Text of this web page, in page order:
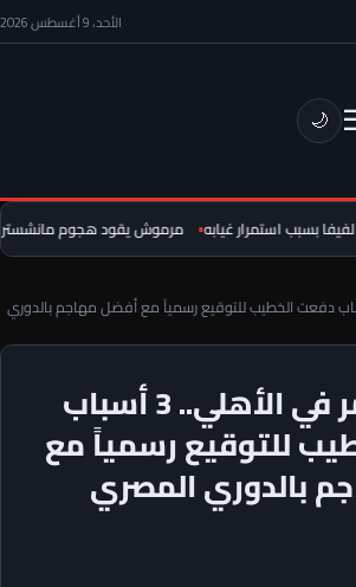
الأحد، 9 أغسطس 2026
🌙
بسبب استمرار غيابه
مرموش يقود هجوم مانشستر
الأمر في الأهلي.. 3 أسباب دفعت الخطيب للتوقيع رسمياً مع أفضل مهاجم بالدوري
انتهى الأمر في الأهلي.. 3 أسباب
للتوقيع رسمياً مع
بالدوري المصري